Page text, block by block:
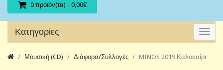
0 προϊόν(τα) - 0,00€
Κατηγορίες
Μουσική (CD) Διάφορα/Συλλογές MINOS 2019 Καλοκαίρι